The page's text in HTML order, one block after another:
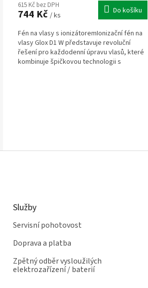
615 Kč bez DPH
744 Kč / ks Do košíku
Fén na vlasy s ionizátoremIonizační fén na
vlasy Glox D1 W představuje revoluční
řešení pro každodenní úpravu vlasů, které
kombinuje špičkovou technologii s
Služby
Servisní pohotovost
Doprava a platba
Zpětný odběr vysloužilých
elektrozařízení / baterií